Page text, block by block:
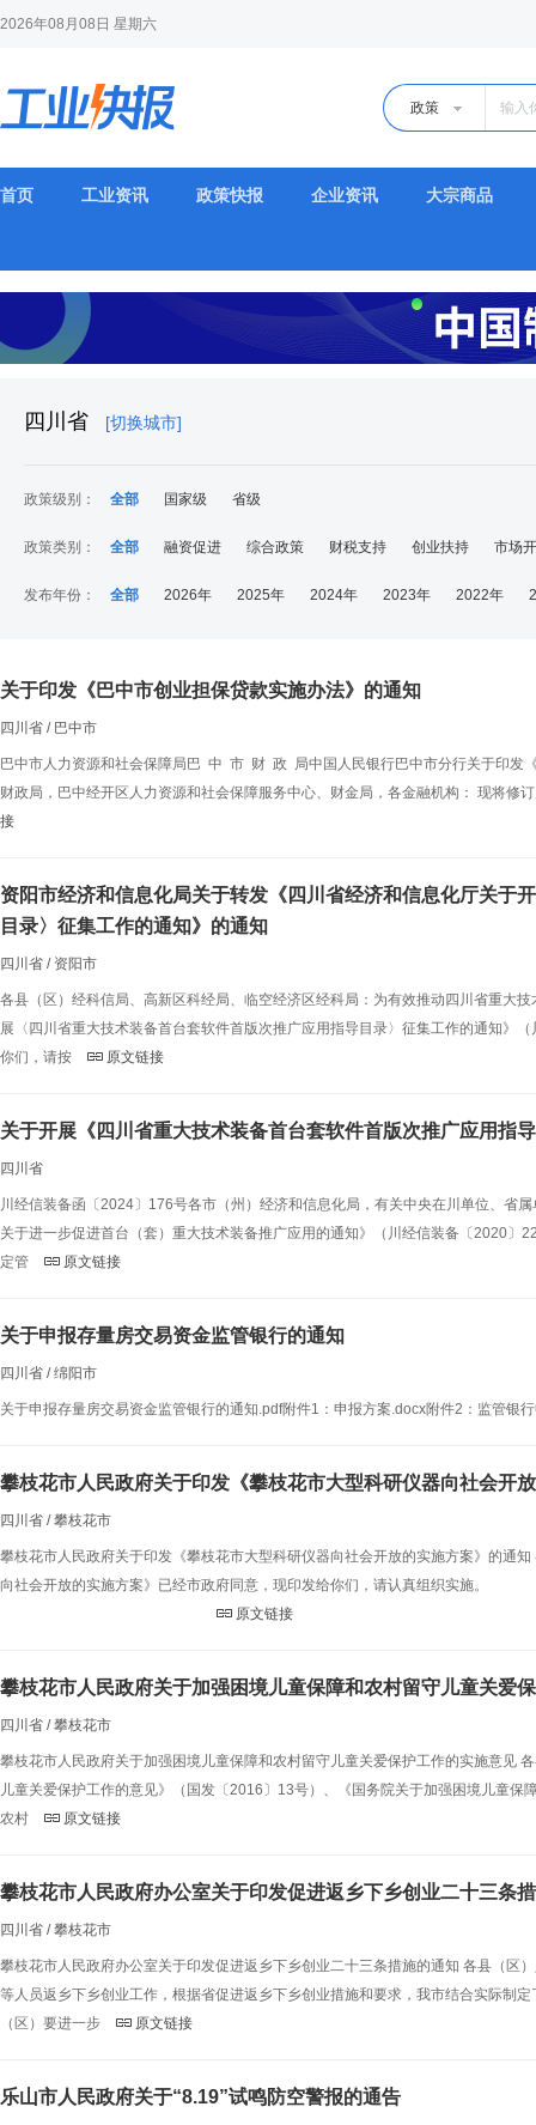
2026年08月08日 星期六
政策
首页 工业资讯 政策快报 企业资讯 大宗商品
四川省 [切换城市]
政策级别： 全部 国家级 省级
政策类别： 全部 融资促进 综合政策 财税支持 创业扶持 市场
发布年份： 全部 2026年 2025年 2024年 2023年 2022年
关于印发《巴中市创业担保贷款实施办法》的通知
四川省 / 巴中市
巴中市人力资源和社会保障局巴 中 市 财 政 局中国人民银行巴中市分行关于印发《巴中市创业担保贷款实
财政局，巴中经开区人力资源和社会保障服务中心、财金局，各金融机构： 现将
接
资阳市经济和信息化局关于转发《四川省经济和信息化厅关于
目录〉征集工作的通知》的通知
四川省 / 资阳市
各县（区）经科信局、高新区科经局、临空经济区经科局：为有效推动四川省重大
展〈四川省重大技术装备首台套软件首版次推广应用指导目录〉征集工作的通知》
你们，请按
原文链接
关于开展《四川省重大技术装备首台套软件首版次推广应用指
四川省
川经信装备函〔2024〕176号各市（州）经济和信息化局，有关中央在川单位、省
关于进一步促进首台（套）重大技术装备推广应用的通知》（川经信装备〔2020
定管
原文链接
关于申报存量房交易资金监管银行的通知
四川省 / 绵阳市
关于申报存量房交易资金监管银行的通知.pdf附件1：申报方案.docx附件2：监管银
攀枝花市人民政府关于印发《攀枝花市大型科研仪器向社会开
四川省 / 攀枝花市
攀枝花市人民政府关于印发《攀枝花市大型科研仪器向社会开放的实施方案》的通
向社会开放的实施方案》已经市政府同意，现印发给你们，请认真组织实施。 攀枝花市人民政府
原文链接
攀枝花市人民政府关于加强困境儿童保障和农村留守儿童关爱
四川省 / 攀枝花市
攀枝花市人民政府关于加强困境儿童保障和农村留守儿童关爱保护工作的实施意见
儿童关爱保护工作的意见》（国发〔2016〕13号）、《国务院关于加强困境儿童
农村
原文链接
攀枝花市人民政府办公室关于印发促进返乡下乡创业二十三条
四川省 / 攀枝花市
攀枝花市人民政府办公室关于印发促进返乡下乡创业二十三条措施的通知 各县（区
等人员返乡下乡创业工作，根据省促进返乡下乡创业措施和要求，我市结合实际制
（区）要进一步
原文链接
乐山市人民政府关于“8.19”试鸣防空警报的通告